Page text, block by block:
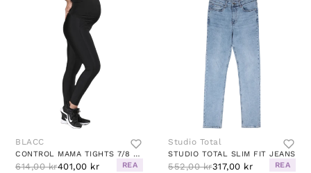
BLACC
CONTROL MAMA TIGHTS 7/8 BLACK
614,00 kr401,00 kr REA
Studio Total
STUDIO TOTAL SLIM FIT JEANS
552,00 kr317,00 kr REA